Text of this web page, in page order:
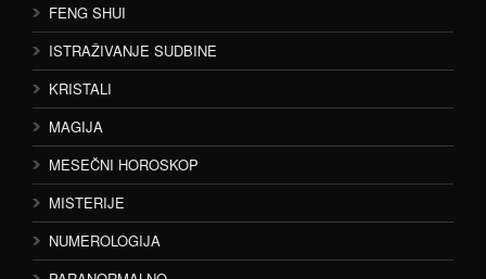
FENG SHUI
ISTRAŽIVANJE SUDBINE
KRISTALI
MAGIJA
MESEČNI HOROSKOP
MISTERIJE
NUMEROLOGIJA